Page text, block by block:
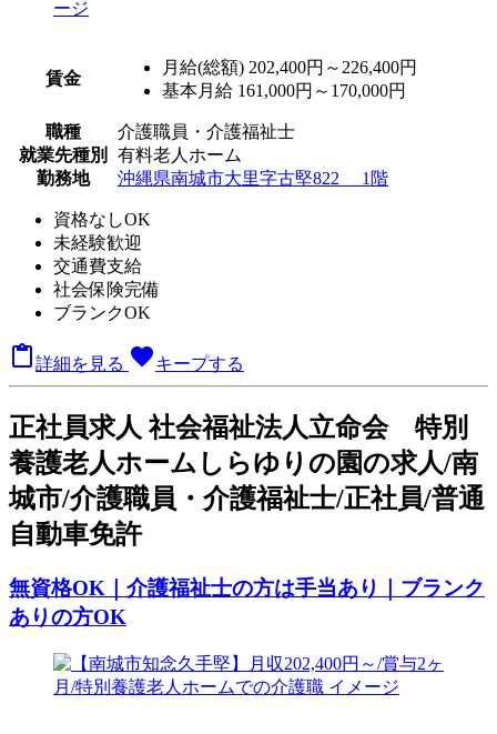
賃金
月給(総額) 202,400円～226,400円
基本月給 161,000円～170,000円
職種
介護職員・介護福祉士
就業先種別
有料老人ホーム
勤務地
沖縄県南城市大里字古堅822 1階
資格なしOK
未経験歓迎
交通費支給
社会保険完備
ブランクOK
 詳細を見る favoriteキープする
正社員求人 社会福祉法人立命会 特別
養護老人ホームしらゆりの園の求人/南
城市/介護職員・介護福祉士/正社員/普通
自動車免許
無資格OK｜介護福祉士の方は手当あり｜ブランク
ありの方OK